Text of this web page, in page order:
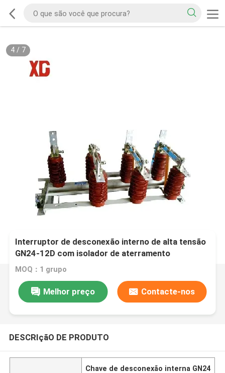
5/ 7
Interruptor de desconexão interno de alta tensão
GN24-12D com isolador de aterramento
MOQ：1 grupo
Melhor preço Contacte-nos
DESCRIçãO DE PRODUTO
Chave de desconexão interna GN24